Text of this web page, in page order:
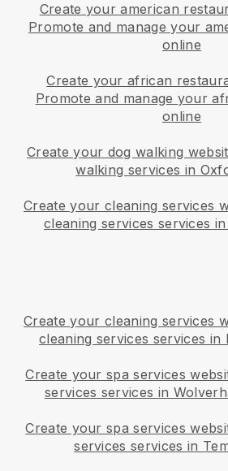
Create your american
Promote and manage your
online
Create your african
Promote and manage your
online
Create your dog walking
walking services in
Create your cleaning services
cleaning services services
Create your cleaning services
cleaning services services in
Create your spa services
services services in
Create your spa services
services services in